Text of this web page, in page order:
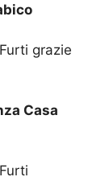
grazie
Casa